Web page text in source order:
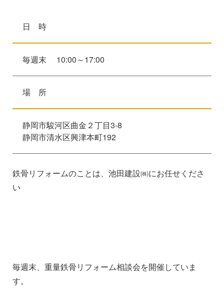
日 時
毎週末 10:00～17:00
場 所
静岡市駿河区曲金２丁目3-8
静岡市清水区興津本町192
鉄骨リフォームのことは、池田建設㈱にお任せくださ
い
毎週末、重量鉄骨リフォーム相談会を開催していま
す。